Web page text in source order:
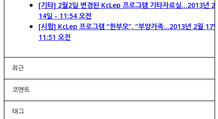
[기타] 2월2일 변경된 KcLep 프로그램 기타자료실...2013년 2
14일 - 11:54 오전
[시험] KcLep 프로그램 “한부모”, “부양가족...2013년 2월 17
11:51 오전
최근
코멘트
태그